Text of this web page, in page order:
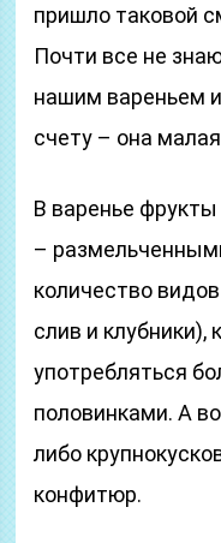
пришло таковой
Почти все не
нашим вареньем
счету – она
В варенье
–
количество
слив и клубники),
употребляться
половинками. А
либо
конфитюр.